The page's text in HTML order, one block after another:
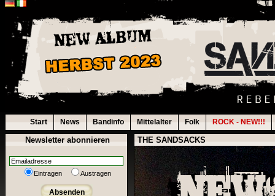
Start News Bandinfo Mittelalter Folk ROCK - NEW!!!
Newsletter abonnieren
Eintragen Austragen
Absenden
THE SANDSACKS